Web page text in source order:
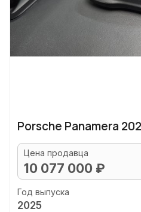
Porsche Panamera
Цена продавца
10 077 000 ₽
Год выпуска
2025